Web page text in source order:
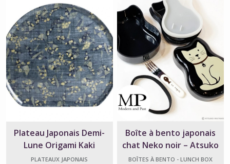
Plateau Japonais Demi-
Lune Origami Kaki
PLATEAUX JAPONAIS
Boîte à bento japonais
chat Neko noir – Atsuko
Matano
BOÎTES À BENTO - LUNCH BOX